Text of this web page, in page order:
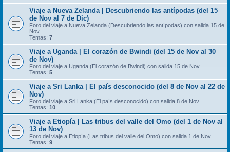
Viaje a Nueva Zelanda | Descubriendo las antípodas (del 15
de Nov al 7 de Dic)
Foro del viaje a Nueva Zelanda (Descubriendo las antípodas) con salida 15 de
Nov
Temas: 7
Viaje a Uganda | El corazón de Bwindi (del 15 de Nov al 30
de Nov)
Foro del viaje a Uganda (El corazón de Bwindi) con salida 15 de Nov
Temas: 5
Viaje a Sri Lanka | El país desconocido (del 8 de Nov al 22 de
Nov)
Foro del viaje a Sri Lanka (El país desconocido) con salida 8 de Nov
Temas: 10
Viaje a Etiopía | Las tribus del valle del Omo (del 1 de Nov al
13 de Nov)
Foro del viaje a Etiopía (Las tribus del valle del Omo) con salida 1 de Nov
Temas: 9